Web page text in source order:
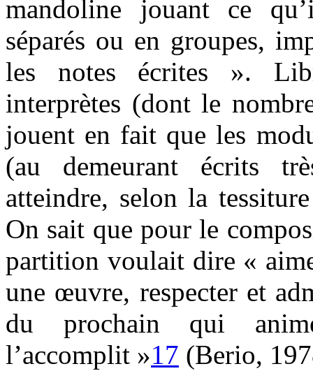
mandoline jouant ce
séparés ou en groupes,
les notes écrites ».
interprètes (dont le
jouent en fait que les
(au demeurant écrits
atteindre, selon la
On sait que pour le
partition voulait dire «
une œuvre, respecter et
du prochain qui
l’accomplit »17 (Berio,